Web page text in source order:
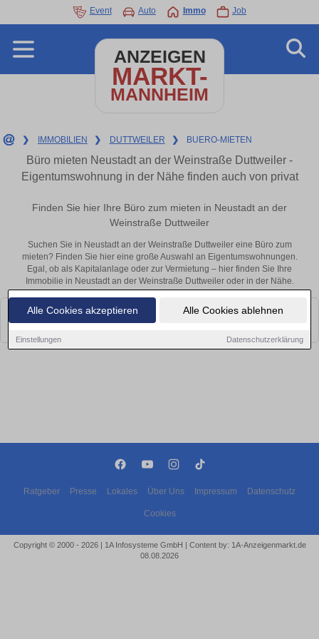
Alle Cookies akzeptieren Alle Cookies ablehnen
Einstellungen Datenschutzerklärung
Event Auto Immo Job
ANZEIGEN
MARKT-
MANNHEIM
❯ IMMOBILIEN ❯ DUTTWEILER ❯ BUERO-MIETEN
Büro mieten Neustadt an der Weinstraße Duttweiler -
Eigentumswohnung in der Nähe finden auch von privat
Finden Sie hier Ihre Büro zum mieten in Neustadt an der
Weinstraße Duttweiler
Suchen Sie in Neustadt an der Weinstraße Duttweiler eine Büro zum
mieten? Finden Sie hier eine große Auswahl an Eigentumswohnungen.
Egal, ob als Kapitalanlage oder zur Vermietung – hier finden Sie Ihre
Immobilie in Neustadt an der Weinstraße Duttweiler oder in der Nähe.
Leider konnten wir derzeit keine passenden Objekte finden. Schauen Sie
bald wieder vorbei!
Ratgeber Presse Lokales Über Uns Impressum Datenschutz
Cookies
Copyright © 2000 - 2026 | 1A Infosysteme GmbH | Content by: 1A-Anzeigenmarkt.de
08.08.2026